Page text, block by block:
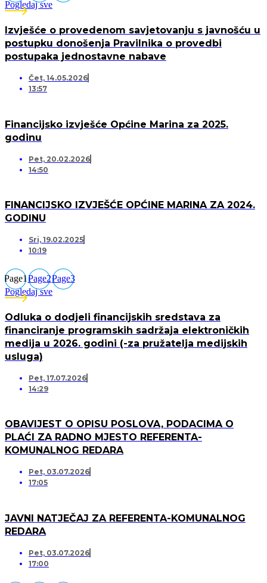
Pogledaj sve
Izvješće o provedenom savjetovanju s javnošću u
postupku donošenja Pravilnika o provedbi
postupaka jednostavne nabave
Čet, 14.05.2026
13:57
Financijsko izvješće Općine Marina za 2025.
godinu
Pet, 20.02.2026
14:50
FINANCIJSKO IZVJEŠĆE OPĆINE MARINA ZA 2024.
GODINU
Sri, 19.02.2025
10:19
Page1Page2Page3
Pogledaj sve
Odluka o dodjeli financijskih sredstava za
financiranje programskih sadržaja elektroničkih
medija u 2026. godini (-za pružatelja medijskih
usluga)
Pet, 17.07.2026
14:29
OBAVIJEST O OPISU POSLOVA, PODACIMA O
PLAĆI ZA RADNO MJESTO REFERENTA-
KOMUNALNOG REDARA
Pet, 03.07.2026
17:05
JAVNI NATJEČAJ ZA REFERENTA-KOMUNALNOG
REDARA
Pet, 03.07.2026
17:00